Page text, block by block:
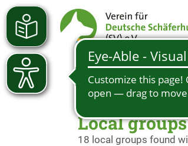
Local
18 local groups found